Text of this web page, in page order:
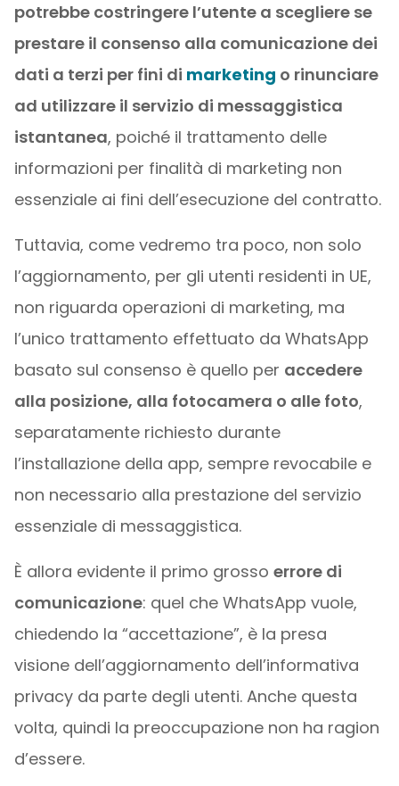
potrebbe costringere l’utente a scegliere se
prestare il consenso alla comunicazione dei
dati a terzi per fini di marketing o rinunciare
ad utilizzare il servizio di messaggistica
istantanea, poiché il trattamento delle
informazioni per finalità di marketing non
essenziale ai fini dell’esecuzione del contratto.
Tuttavia, come vedremo tra poco, non solo
l’aggiornamento, per gli utenti residenti in UE,
non riguarda operazioni di marketing, ma
l’unico trattamento effettuato da WhatsApp
basato sul consenso è quello per accedere
alla posizione, alla fotocamera o alle foto,
separatamente richiesto durante
l’installazione della app, sempre revocabile e
non necessario alla prestazione del servizio
essenziale di messaggistica.
È allora evidente il primo grosso errore di
comunicazione: quel che WhatsApp vuole,
chiedendo la “accettazione”, è la presa
visione dell’aggiornamento dell’informativa
privacy da parte degli utenti. Anche questa
volta, quindi la preoccupazione non ha ragion
d’essere.